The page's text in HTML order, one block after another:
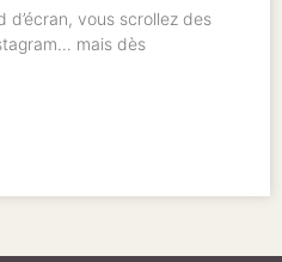
d’écran, vous scrollez des
mais dès